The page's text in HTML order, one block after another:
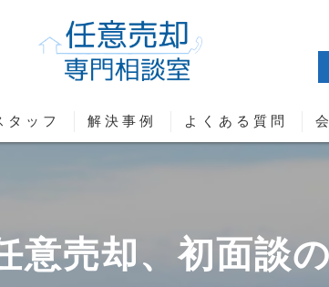
タッフ 解決事例 よくある質問
漫画特集
意売却、初面談